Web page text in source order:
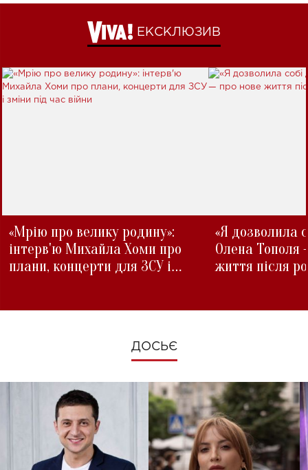
ЕКСКЛЮЗИВ
«Мрію про велику родину»:
інтерв'ю Михайла Хоми про
плани, концерти для ЗСУ і
«Я дозволила
Олена Тополя
життя після
ДОСЬЄ